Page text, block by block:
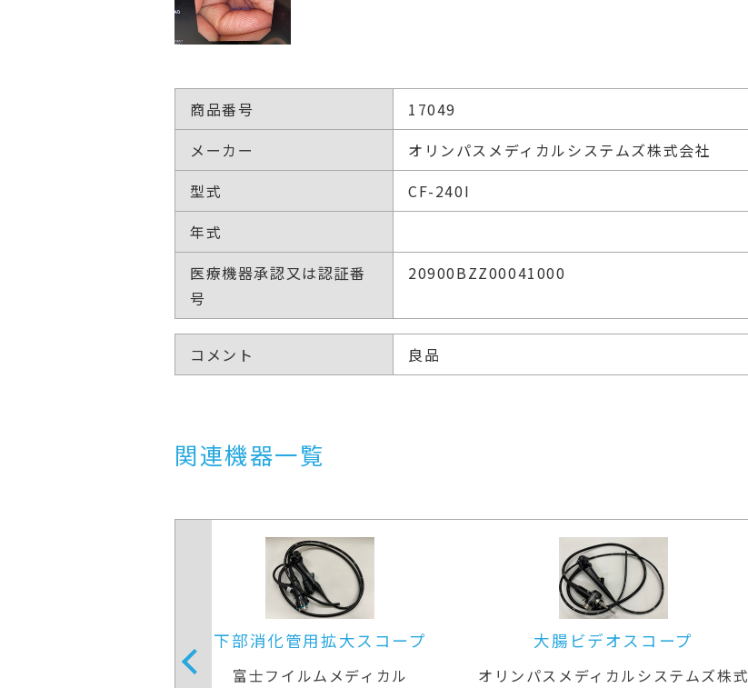
商品番号
17049
メーカー
オリンパスメディカルシステムズ株式会社
型式
CF-240I
年式
医療機器承認又は認証番
号
20900BZZ00041000
コメント 良品
関連機器一覧
下部消化管用拡大スコープ
富士フイルムメディカル
大腸ビデオスコープ
オリンパスメディカルシステムズ株式